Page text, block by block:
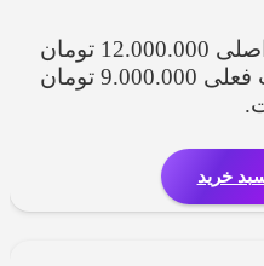
قیمت اصلی 12.000.000 تومان
قیمت فعلی 9.000.000 تومان
خرید